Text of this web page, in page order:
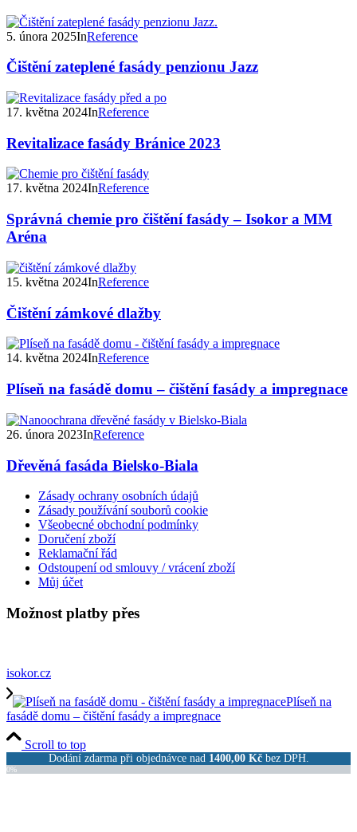
5. února 2025InReference
Čištění zateplené fasády penzionu Jazz
17. května 2024InReference
Revitalizace fasády Bránice 2023
17. května 2024InReference
Správná chemie pro čištění fasády – Isokor a MM
Aréna
15. května 2024InReference
Čištění zámkové dlažby
14. května 2024InReference
Plíseň na fasádě domu – čištění fasády a impregnace
26. února 2023InReference
Dřevěná fasáda Bielsko-Biala
Zásady ochrany osobních údajů
Zásady používání souborů cookie
Všeobecné obchodní podmínky
Doručení zboží
Reklamační řád
Odstoupení od smlouvy / vrácení zboží
Můj účet
Možnost platby přes
isokor.cz
Plíseň na
fasádě domu – čištění fasády a impregnace
Scroll to top
Dodání zdarma při objednávce nad 1400,00 Kčbez DPH.
0%